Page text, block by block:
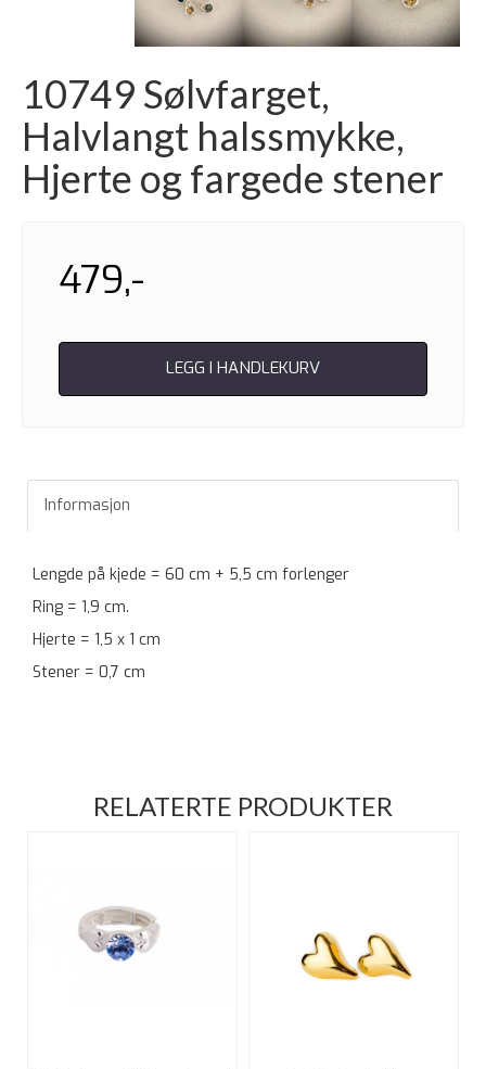
10749 Sølvfarget,
Halvlangt halssmykke,
Hjerte og fargede stener
479,-
LEGG I HANDLEKURV
Informasjon
Lengde på kjede = 60 cm + 5,5 cm forlenger
Ring = 1,9 cm.
Hjerte = 1,5 x 1 cm
Stener = 0,7 cm
RELATERTE PRODUKTER